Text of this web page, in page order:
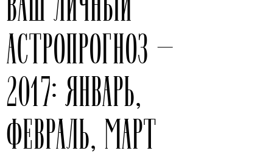
АСТРОПРОГНОЗ —
2017: ЯНВАРЬ,
ФЕВРАЛЬ, МАРТ